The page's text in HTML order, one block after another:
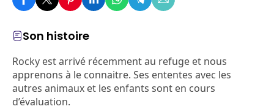
Son histoire
Rocky est arrivé récemment au refuge et nous
apprenons à le connaitre. Ses ententes avec les
autres animaux et les enfants sont en cours
d’évaluation.